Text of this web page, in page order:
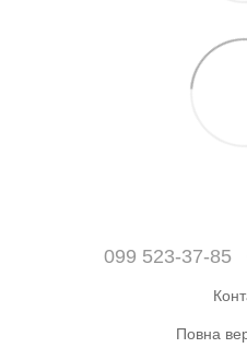
099 523-37-85
Повна